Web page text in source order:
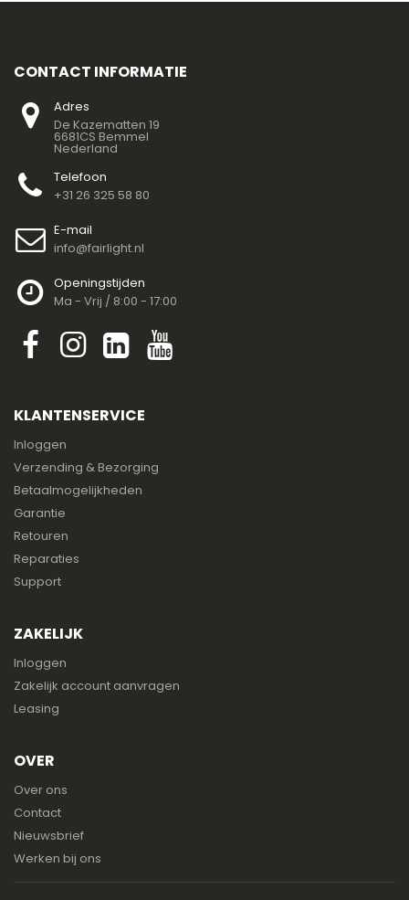
CONTACT INFORMATIE
Adres
De Kazematten 19
6681CS Bemmel
Nederland
Telefoon
+31 26 325 58 80
E-mail
info@fairlight.nl
Openingstijden
Ma - Vrij / 8:00 - 17:00
KLANTENSERVICE
Inloggen
Verzending & Bezorging
Betaalmogelijkheden
Garantie
Retouren
Reparaties
Support
ZAKELIJK
Inloggen
Zakelijk account aanvragen
Leasing
OVER
Over ons
Contact
Nieuwsbrief
Werken bij ons